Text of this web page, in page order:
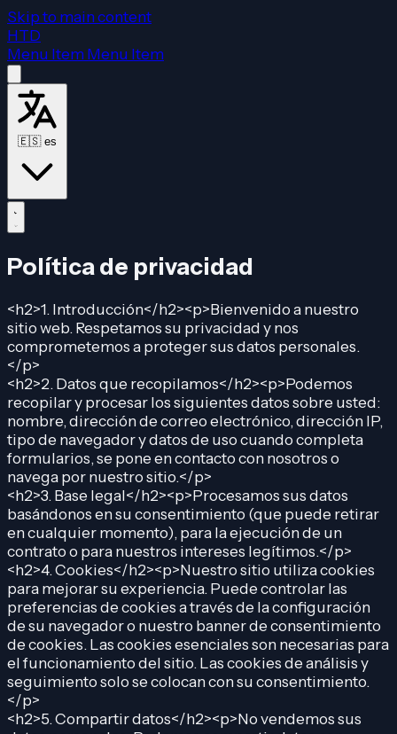
Skip to main content
HTD
Menu Item Menu Item
🇪🇸 es
Política de privacidad
<h2>1. Introducción</h2><p>Bienvenido a nuestro
sitio web. Respetamos su privacidad y nos
comprometemos a proteger sus datos personales.
</p>
<h2>2. Datos que recopilamos</h2><p>Podemos
recopilar y procesar los siguientes datos sobre usted:
nombre, dirección de correo electrónico, dirección IP,
tipo de navegador y datos de uso cuando completa
formularios, se pone en contacto con nosotros o
navega por nuestro sitio.</p>
<h2>3. Base legal</h2><p>Procesamos sus datos
basándonos en su consentimiento (que puede retirar
en cualquier momento), para la ejecución de un
contrato o para nuestros intereses legítimos.</p>
<h2>4. Cookies</h2><p>Nuestro sitio utiliza cookies
para mejorar su experiencia. Puede controlar las
preferencias de cookies a través de la configuración
de su navegador o nuestro banner de consentimiento
de cookies. Las cookies esenciales son necesarias para
el funcionamiento del sitio. Las cookies de análisis y
seguimiento solo se colocan con su consentimiento.
</p>
<h2>5. Compartir datos</h2><p>No vendemos sus